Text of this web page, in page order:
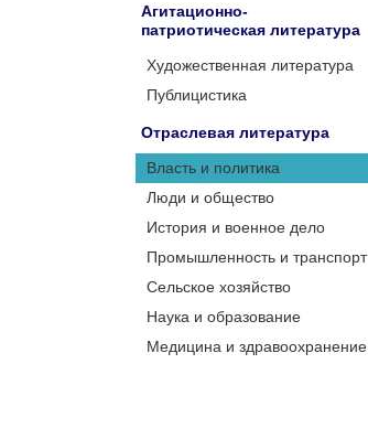
Агитационно-
патриотическая литература
Художественная литература
Публицистика
Отраслевая литература
Власть и политика
Люди и общество
История и военное дело
Промышленность и транспорт
Сельское хозяйство
Наука и образование
Медицина и здравоохранение